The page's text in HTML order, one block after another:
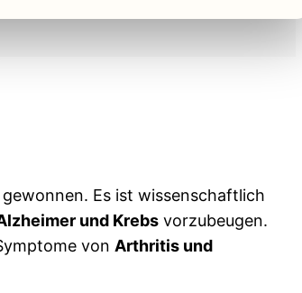
Es ist wissenschaftlich
und Krebs vorzubeugen.
von Arthritis und